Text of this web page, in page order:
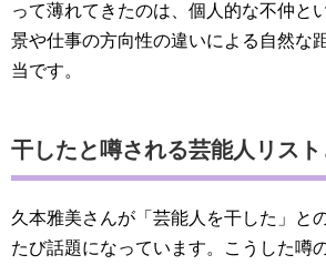
って薄れてきたのは、個人的な不仲と
景や仕事の方向性の違いによる自然な
当です。
干したと噂される芸能人リス
久本雅美さんが「芸能人を干した」と
たび話題になっています。こうした噂